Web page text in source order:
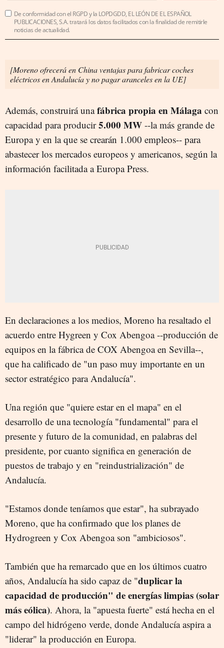
De conformidad con el RGPD y la LOPDGDD, EL LEÓN DE EL ESPAÑOL
PUBLICACIONES, S.A. tratará los datos facilitados con la finalidad de remitirle
noticias de actualidad.
[Moreno ofrecerá en China ventajas para fabricar coches
eléctricos en Andalucía y no pagar aranceles en la UE]
Además, construirá unafábrica propia en Málaga con
capacidad para producir5.000 MW --la más grande de
Europa y en la que se crearán 1.000 empleos-- para
abastecer los mercados europeos y americanos, según la
información facilitada a Europa Press.
En declaraciones a los medios, Moreno ha resaltado el
acuerdo entre Hygreen y Cox Abengoa --producción de
equipos en la fábrica de COX Abengoa en Sevilla--,
que ha calificado de "un paso muy importante en un
sector estratégico para Andalucía".
Una región que "quiere estar en el mapa" en el
desarrollo de una tecnología "fundamental" para el
presente y futuro de la comunidad, en palabras del
presidente, por cuanto significa en generación de
puestos de trabajo y en "reindustrialización" de
Andalucía.
"Estamos donde teníamos que estar", ha subrayado
Moreno, que ha confirmado que los planes de
Hydrogreen y Cox Abengoa son "ambiciosos".
También que ha remarcado que en los últimos cuatro
años, Andalucía ha sido capaz de "duplicar la
capacidad de producción" de energías limpias (solar
más eólica). Ahora, la "apuesta fuerte" está hecha en el
campo del hidrógeno verde, donde Andalucía aspira a
"liderar" la producción en Europa.